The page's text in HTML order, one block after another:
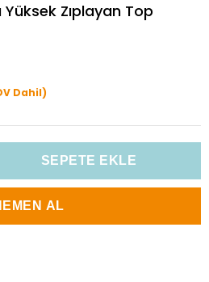
Zıplayan Top
Dahil)